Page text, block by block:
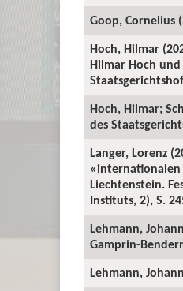
Goop, Cornelius
Hoch, Hilmar
Hilmar Hoch und
Hoch, Hilmar;
des
Langer, Lorenz
«internationalen
Liechtenstein.
Instituts, 2), S.
Lehmann,
Gamprin-
Lehmann,